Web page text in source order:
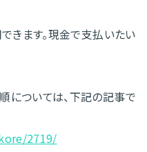
きます。現金で支払いたい
については、下記の記事で
2719/